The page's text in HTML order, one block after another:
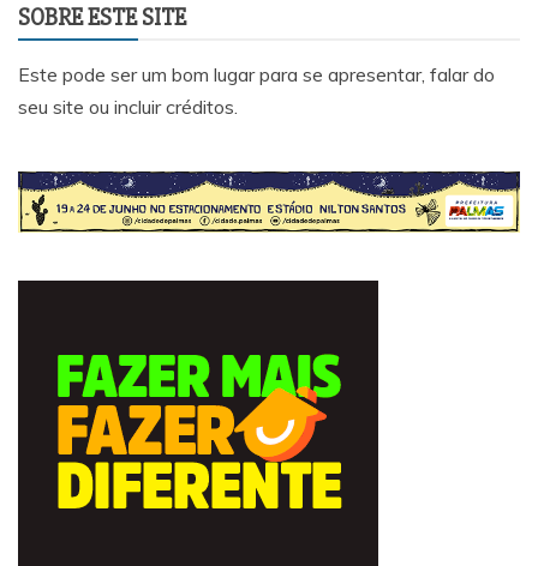
SOBRE ESTE SITE
Este pode ser um bom lugar para se apresentar, falar do
seu site ou incluir créditos.